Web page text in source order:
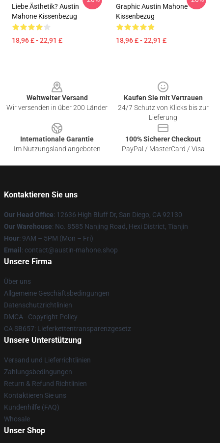
Liebe Ästhetik? Austin
Mahone Kissenbezug
18,96 £ - 22,91 £
Graphic Austin Mahone
Kissenbezug
18,96 £ - 22,91 £
Weltweiter Versand
Wir versenden in über 200 Länder
Kaufen Sie mit Vertrauen
24/7 Schutz von Klicks bis zur
Lieferung
Internationale Garantie
Im Nutzungsland angeboten
100% Sicherer Checkout
PayPal / MasterCard / Visa
Kontaktieren Sie uns
Our Head Office: 12636 High Bluff Dr, San Diego, CA 92130
Our Warehouse: No. 8585 Nanjing Road, Hexi District, Tianjin
Hour: 9AM – 5PM (Mon – Fri)
Email : contact@austin-mahone.shop
Unsere Firma
Über uns
Allgemeine Geschäftsbedingungen
Datenschutzrichtlinien
DMCA - Copyright Policy
CA SB657: Lieferkettentransparenzgesetz
Unsere Unterstützung
Versand und Lieferrichtlinien
Zahlungsbedingungen
Return & Refund Richtlinien
Kontaktieren Sie uns
Kundenhilfe (FAQ)
Whosale
Unser Shop